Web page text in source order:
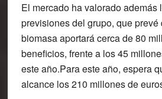
El mercado ha valorado además
previsiones del grupo, que
biomasa aportará cerca de 80
beneficios, frente a los 45
este año.Para este año, espera
alcance los 210 millones de